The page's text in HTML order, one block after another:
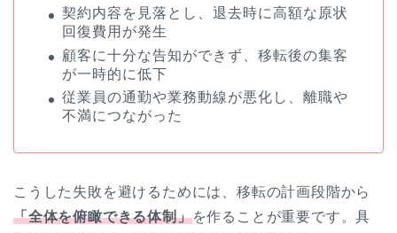
契約内容を見落とし、退去時に高額な原状
回復費用が発生
顧客に十分な告知ができず、移転後の集客
が一時的に低下
従業員の通勤や業務動線が悪化し、離職や
不満につながった
こうした失敗を避けるためには、移転の計画段階から
「全体を俯瞰できる体制」を作ることが重要です。具